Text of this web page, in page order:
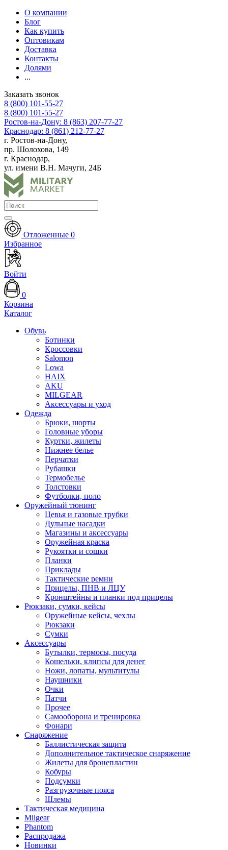
О компании
Блог
Как купить
Оптовикам
Доставка
Контакты
Долями
...
Заказать звонок
8 (800) 101-55-27
8 (800) 101-55-27
Ростов-на-Дону: 8 (863) 207-77-27
Краснодар: 8 (861) 212-77-27
г. Ростов-на-Дону,
пр. Шолохова, 149
г. Краснодар,
ул. имени В.Н. Мачуги, 24Б
Отложенные 0
Избранное
Войти
0
Корзина
Каталог
Обувь
Ботинки
Кроссовки
Salomon
Lowa
HAIX
AKU
MILGEAR
Аксессуары и уход
Одежда
Брюки, шорты
Головные уборы
Куртки, жилеты
Нижнее белье
Перчатки
Рубашки
Термобелье
Толстовки
Футболки, поло
Оружейный тюнинг
Цевья и газовые трубки
Дульные насадки
Магазины и аксессуары
Оружейная краска
Рукоятки и сошки
Планки
Приклады
Тактические ремни
Прицелы, ПНВ и ЛЦУ
Кронштейны и планки под прицелы
Рюкзаки, сумки, кейсы
Оружейные кейсы, чехлы
Рюкзаки
Сумки
Аксессуары
Бутылки, термосы, посуда
Кошельки, клипсы для денег
Ножи, лопаты, мультитулы
Наушники
Очки
Патчи
Прочее
Самооборона и тренировка
Фонари
Снаряжение
Баллистическая защита
Дополнительное тактическое снаряжение
Жилеты для бронепластин
Кобуры
Подсумки
Разгрузочные пояса
Шлемы
Тактическая медицина
Milgear
Phantom
Распродажа
Новинки